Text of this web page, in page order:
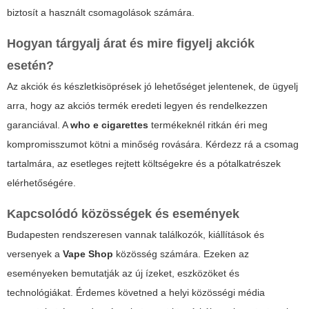
biztosít a használt csomagolások számára.
Hogyan tárgyalj árat és mire figyelj akciók
esetén?
Az akciók és készletkisöprések jó lehetőséget jelentenek, de ügyelj
arra, hogy az akciós termék eredeti legyen és rendelkezzen
garanciával. Awho e cigarettes termékeknél ritkán éri meg
kompromisszumot kötni a minőség rovására. Kérdezz rá a csomag
tartalmára, az esetleges rejtett költségekre és a pótalkatrészek
elérhetőségére.
Kapcsolódó közösségek és események
Budapesten rendszeresen vannak találkozók, kiállítások és
versenyek a Vape Shop közösség számára. Ezeken az
eseményeken bemutatják az új ízeket, eszközöket és
technológiákat. Érdemes követned a helyi közösségi média